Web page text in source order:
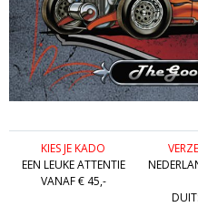
KIES JE KADO
EEN LEUKE ATTENTIE
VANAF € 45,-